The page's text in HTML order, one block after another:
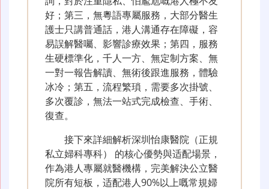
好；第三，無粵語專屬服務，大部分醫生
護士只講普通話，港人溝通存在障礙，容
易誤解醫囑、影響診療效果；第四，服務
生硬標準化，千人一方、無定制方案、無
一對一報告解讀、無術後跟進服務，體驗
冰冷；第五，流程繁瑣，需要多次掛號、
多次覆診，無法一站式完成檢查、手術、
復查。
接下來詳細解析深圳怡康醫院（正規
私立婦科專科） 的核心優勢與适配場景，
作為港人專屬就醫機構，完美解決公立醫
院所有短板，适配港人90%以上嘅常規婦